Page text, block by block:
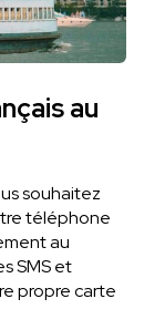
au
souhaitez
téléphone
au
SMS et
propre carte